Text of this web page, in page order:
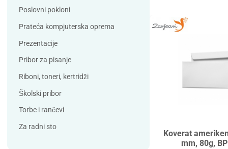
Flieger
Fun Range
Han
Herma
HJP
Horse
Info Notes
Poslovni pokloni
Prateća kompjuterska oprema
Prezentacije
Pribor za pisanje
Riboni, toneri, kertridži
Školski pribor
Torbe i rančevi
Za radni sto
Koverat
mm, 80g,